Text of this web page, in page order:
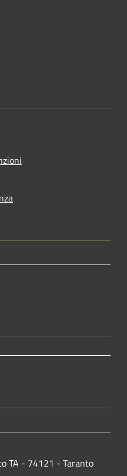
TA - 74121 - Taranto